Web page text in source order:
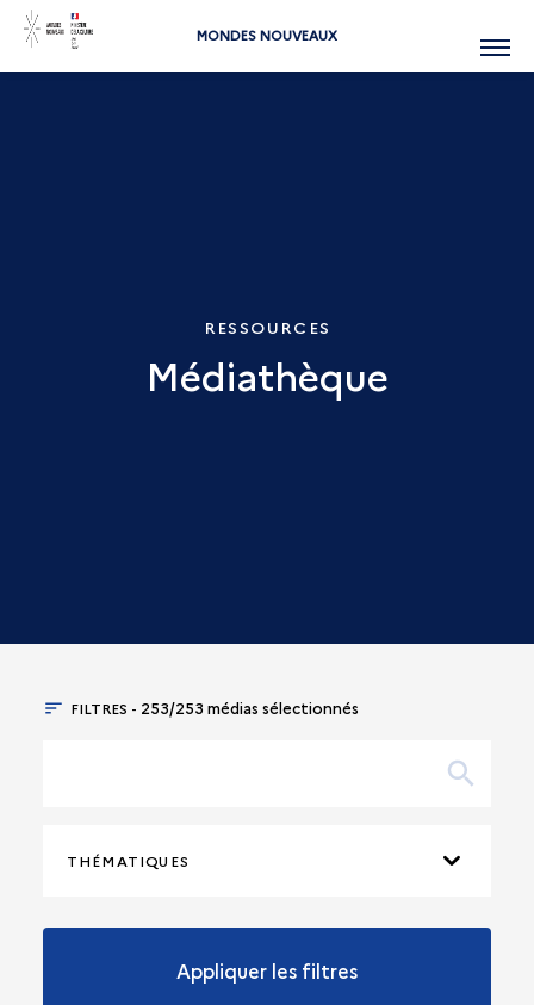
MONDES NOUVEAUX Menu
RESSOURCES
Médiathèque
FILTRES - 253/253 médias sélectionnés
THÉMATIQUES